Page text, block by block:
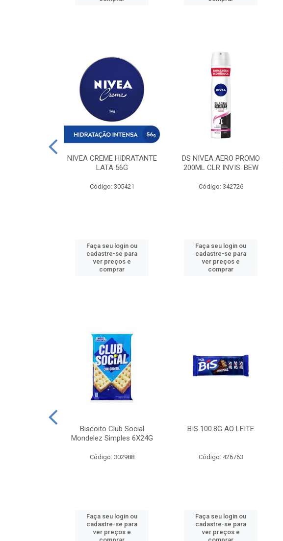
NIVEA CREME HIDRATANTE
LATA 56G
Código: 305421
Faça seu login ou
cadastre-se para
ver preços e
comprar
DS NIVEA AERO PROMO
200ML CLR INVIS. BEW
Código: 342726
Faça seu login ou
cadastre-se para
ver preços e
comprar
Biscoito Club Social
Mondelez Simples 6X24G
Código: 302988
Faça seu login ou
cadastre-se para
ver preços e
BIS 100.8G AO LEITE
Código: 426763
Faça seu login ou
cadastre-se para
ver preços e